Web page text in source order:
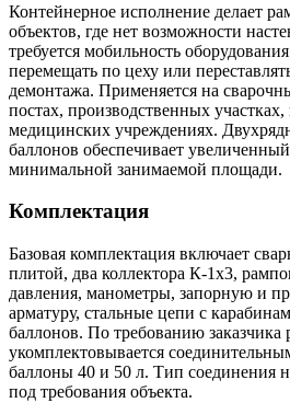
Контейнерное исполнение делает
объектов, где нет возможности
требуется мобильность
перемещать по цеху или
демонтажа. Применяется на
постах, производственных участках,
медицинских учреждениях.
баллонов обеспечивает увеличенный
минимальной занимаемой площади.
Комплектация
Базовая комплектация включает
плитой, два коллектора К-1х3,
давления, манометры, запорную и
арматуру, стальные цепи с
баллонов. По требованию заказчика
укомплектовывается
баллоны 40 и 50 л. Тип соединения
под требования объекта.